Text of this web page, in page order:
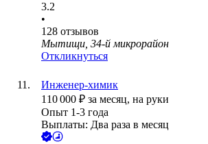
3.2
•
128 отзывов
Мытищи, 34-й микрорайон
Откликнуться
Инженер-химик
110 000 ₽ за месяц, на руки
Опыт 1-3 года
Выплаты: Два раза в месяц